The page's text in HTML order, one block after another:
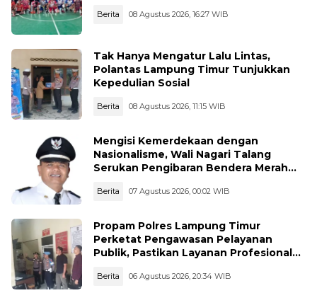
Berita 08 Agustus 2026, 16:27 WIB
Tak Hanya Mengatur Lalu Lintas,
Polantas Lampung Timur Tunjukkan
Kepedulian Sosial
Berita 08 Agustus 2026, 11:15 WIB
Mengisi Kemerdekaan dengan
Nasionalisme, Wali Nagari Talang
Serukan Pengibaran Bendera Merah
Berita 07 Agustus 2026, 00:02 WIB
Propam Polres Lampung Timur
Perketat Pengawasan Pelayanan
Publik, Pastikan Layanan Profesional
Berita 06 Agustus 2026, 20:34 WIB